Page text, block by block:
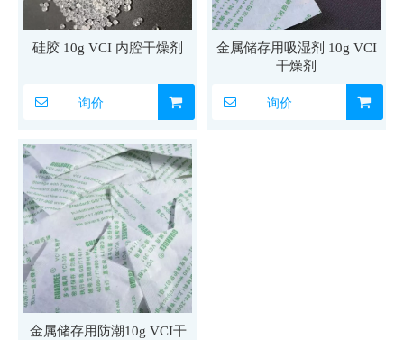
硅胶 10g VCI 内腔干燥剂
询价
金属储存用吸湿剂 10g VCI
干燥剂
询价
金属储存用防潮10g VCI干